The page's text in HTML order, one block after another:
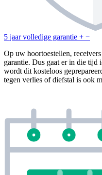
5 jaar volledige garantie + −
Op uw hoortoestellen,
garantie. Dus gaat er in die tijd
wordt dit kosteloos
tegen verlies of diefstal is ook